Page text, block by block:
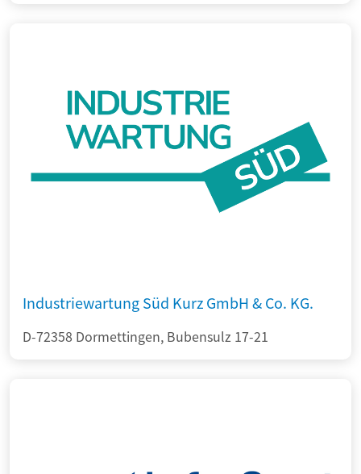
Industriewartung Süd Kurz GmbH & Co. KG.
D-72358 Dormettingen, Bubensulz 17-21